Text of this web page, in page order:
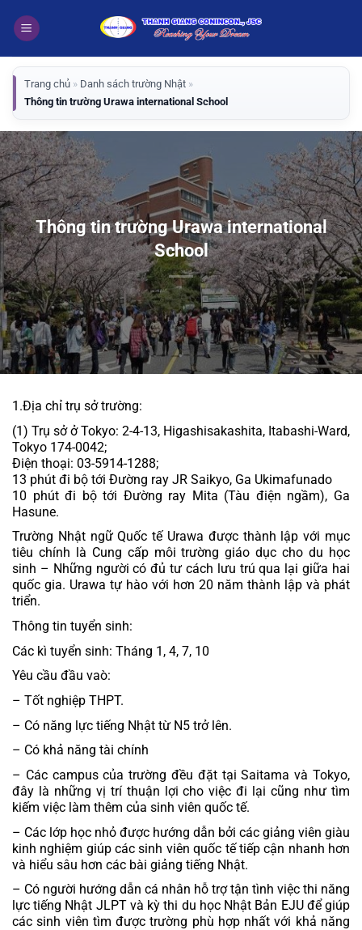
qua
dung
Trang chủ » Danh sách trường Nhật »
Thông tin trường Urawa international School
Thông tin trường Urawa international
School
1.Địa chỉ trụ sở trường:
(1) Trụ sở ở Tokyo: 2-4-13, Higashisakashita, Itabashi-Ward,
Tokyo 174-0042;
Điện thoại: 03-5914-1288;
13 phút đi bộ tới Đường ray JR Saikyo, Ga Ukimafunado
10 phút đi bộ tới Đường ray Mita (Tàu điện ngầm), Ga
Hasune.
Trường Nhật ngữ Quốc tế Urawa được thành lập với mục
tiêu chính là Cung cấp môi trường giáo dục cho du học
sinh – Những người có đủ tư cách lưu trú qua lại giữa hai
quốc gia. Urawa tự hào với hơn 20 năm thành lập và phát
triển.
Thông tin tuyển sinh:
Các kì tuyển sinh: Tháng 1, 4, 7, 10
Yêu cầu đầu vaò:
– Tốt nghiệp THPT.
– Có năng lực tiếng Nhật từ N5 trở lên.
– Có khả năng tài chính
– Các campus của trường đều đặt tại Saitama và Tokyo,
đây là những vị trí thuận lợi cho việc đi lại cũng như tìm
kiếm việc làm thêm của sinh viên quốc tế.
– Các lớp học nhỏ được hướng dẫn bởi các giảng viên giàu
kinh nghiệm giúp các sinh viên quốc tế tiếp cận nhanh hơn
và hiểu sâu hơn các bài giảng tiếng Nhật.
– Có người hướng dẫn cá nhân hỗ trợ tận tình việc thi năng
lực tiếng Nhật JLPT và kỳ thi du học Nhật Bản EJU để giúp
các sinh viên tìm được trường phù hợp nhất với khả năng